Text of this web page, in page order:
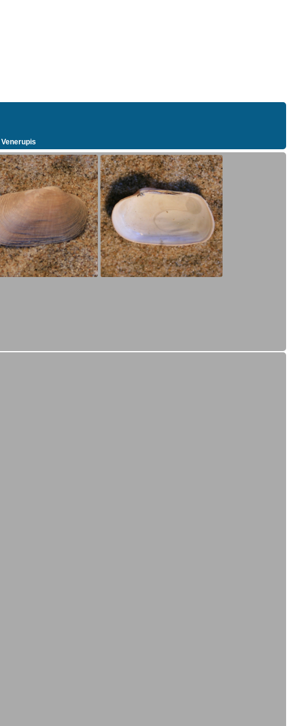
Venerupis